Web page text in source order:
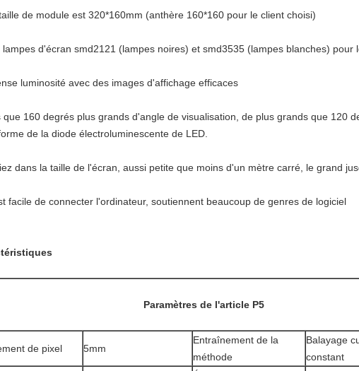
de module est 320*160mm (anthère 160*160 pour le client choisi)
d'écran smd2121 (lampes noires) et smd3535 (lampes blanches) pour
luminosité avec des images d'affichage efficaces
que 160 degrés plus grands d'angle de visualisation, de plus grands que 120
de la diode électroluminescente de LED.
dans la taille de l'écran, aussi petite que moins d'un mètre carré, le grand
facile de connecter l'ordinateur, soutiennent beaucoup de genres de logiciel
Paramètres de l'article P5
de pixel 5mm
Entraînement de la
méthode
Balayage
constant